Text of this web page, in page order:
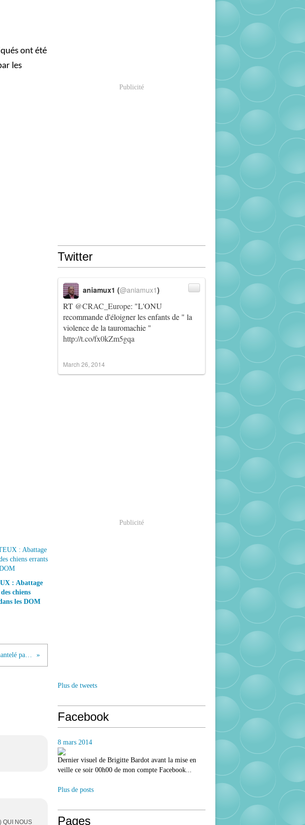
ont été
les
: Abattage
chiens
les DOM
Trafic international de chiots démantelé par les...
QUI NOUS
Publicité
Twitter
RT @CRAC_Europe: "L'ONU
recommande d'éloigner les enfants de " la
violence de la tauromachie "
http://t.co/fx0kZm5gqa
aniamux1 (@aniamux1)
March 26, 2014
Publicité
Plus de tweets
Facebook
8 mars 2014
Dernier visuel de Brigitte Bardot avant la mise en
veille ce soir 00h00 de mon compte Facebook...
Plus de posts
Pages